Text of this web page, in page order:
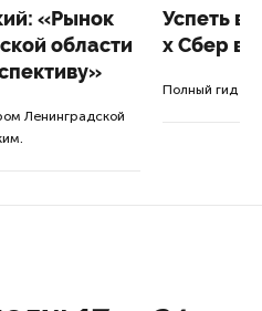
«Рынок
области
Ленинградской
Успеть
x Сбер в
Полный гид по